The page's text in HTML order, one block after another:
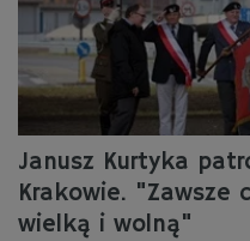
Janusz Kurtyka
Krakowie. "Zawsze
wielką i wolną"